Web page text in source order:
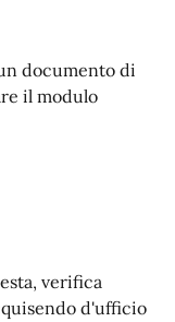
documento di
il modulo
verifica
d'ufficio